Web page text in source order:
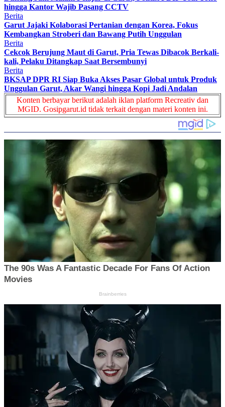
hingga Kantor Wajib Pasang CCTV
Berita
Garut Jajaki Kolaborasi Pertanian dengan Korea, Fokus
Kembangkan Stroberi dan Bawang Putih Unggulan
Berita
Cekcok Berujung Maut di Garut, Pria Tewas Dibacok Berkali-
kali, Pelaku Ditangkap Saat Bersembunyi
Berita
BKSAP DPR RI Siap Buka Akses Pasar Global untuk Produk
Unggulan Garut, Akar Wangi hingga Kopi Jadi Andalan
Konten berbayar berikut adalah iklan platform Recreativ dan
MGID. Gosipgarut.id tidak terkait dengan materi konten ini.